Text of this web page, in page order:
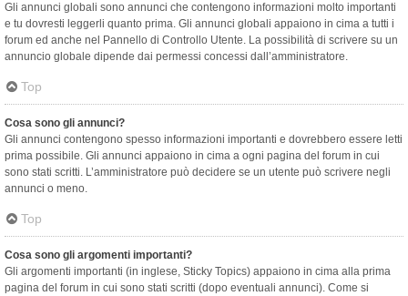
Gli annunci globali sono annunci che contengono informazioni molto importanti
e tu dovresti leggerli quanto prima. Gli annunci globali appaiono in cima a tutti i
forum ed anche nel Pannello di Controllo Utente. La possibilità di scrivere su un
annuncio globale dipende dai permessi concessi dall’amministratore.
Top
Cosa sono gli annunci?
Gli annunci contengono spesso informazioni importanti e dovrebbero essere letti
prima possibile. Gli annunci appaiono in cima a ogni pagina del forum in cui
sono stati scritti. L’amministratore può decidere se un utente può scrivere negli
annunci o meno.
Top
Cosa sono gli argomenti importanti?
Gli argomenti importanti (in inglese, Sticky Topics) appaiono in cima alla prima
pagina del forum in cui sono stati scritti (dopo eventuali annunci). Come si